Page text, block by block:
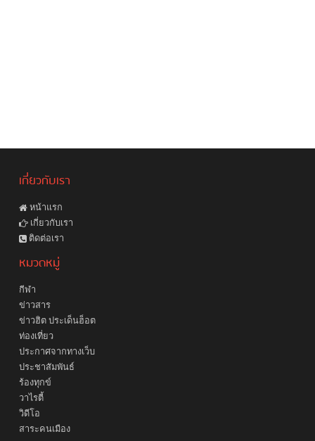
เกี่ยวกับเรา
หน้าแรก
เกี่ยวกับเรา
ติดต่อเรา
หมวดหมู่
กีฬา
ข่าวสาร
ข่าวฮิต ประเด็นฮ็อต
ท่องเที่ยว
ประกาศจากทางเว็บ
ประชาสัมพันธ์
ร้องทุกข์
วาไรตี้
วิดีโอ
สาระคนเมือง